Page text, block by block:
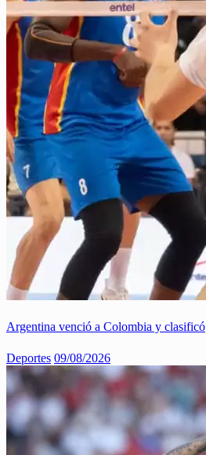
Argentina venció a Colombia y clasificó
Deportes 09/08/2026